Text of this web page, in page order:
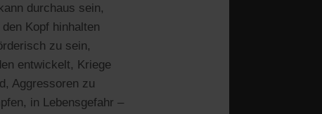
durchaus sein,
Kopf hinhalten
zu sein,
entwickelt, Kriege
Aggressoren zu
in Lebensgefahr –